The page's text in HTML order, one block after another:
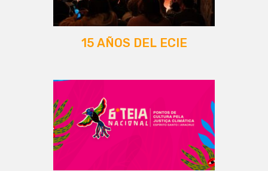
15 AÑOS DEL ECIE